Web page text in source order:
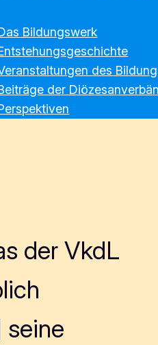
Bildungswerk
des
der
der VkdL
seine